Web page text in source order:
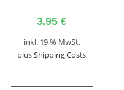
3,95 €
inkl. 19 % MwSt.
plusShipping Costs